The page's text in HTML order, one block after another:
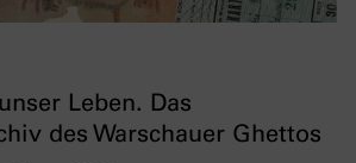
Leben. Das
des Warschauer Ghettos